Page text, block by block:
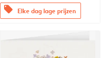
offers Elke dag lage prijzen